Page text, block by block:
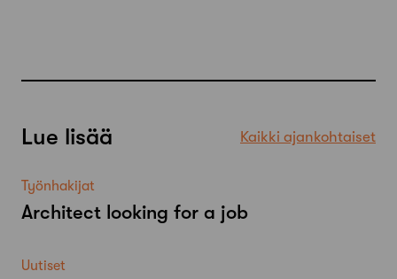
Lue lisää Kaikki ajankohtaiset
Työnhakijat
Architect looking for a job
Uutiset